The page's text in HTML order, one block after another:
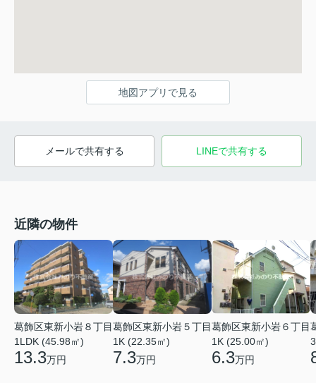
地図アプリで見る
メールで共有する LINEで共有する
近隣の物件
葛飾区東新小岩８丁目
1LDK (45.98㎡)
13.3万円
葛飾区東新小岩５丁目
1K (22.35㎡)
7.3万円
葛飾区東新小岩６丁目
1K (25.00㎡)
6.3万円